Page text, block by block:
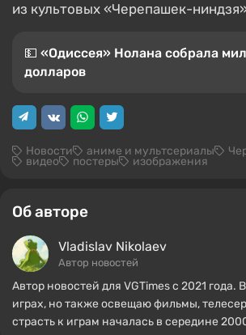
из культовых «Черепашек-
💵 «Одиссея» Нолана собрала
долларов
Новости аниме и мультсериалы
видео постеры изображения
Об авторе
Vladislav Nikolaev
Автор новостей
Автор новостей для VGTimes с 2021
играх, но также освещаю фильмы,
страсть к играм началась в середине